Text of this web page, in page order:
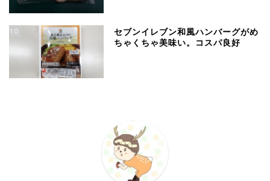
10
セブンイレブン和風ハンバーグがめ
ちゃくちゃ美味い。コスパ良好